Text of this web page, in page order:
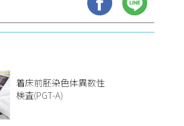
着床前胚染色体異数性
検査(PGT-A)